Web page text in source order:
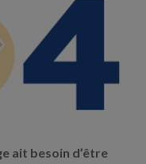
ait besoin d’être